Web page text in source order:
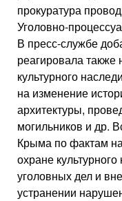
прокуратура
Уголовно-
В пресс-службе
реагировала также
культурного
на изменение
архитектуры,
могильников и др.
Крыма по фактам
охране
уголовных дел и
устранении